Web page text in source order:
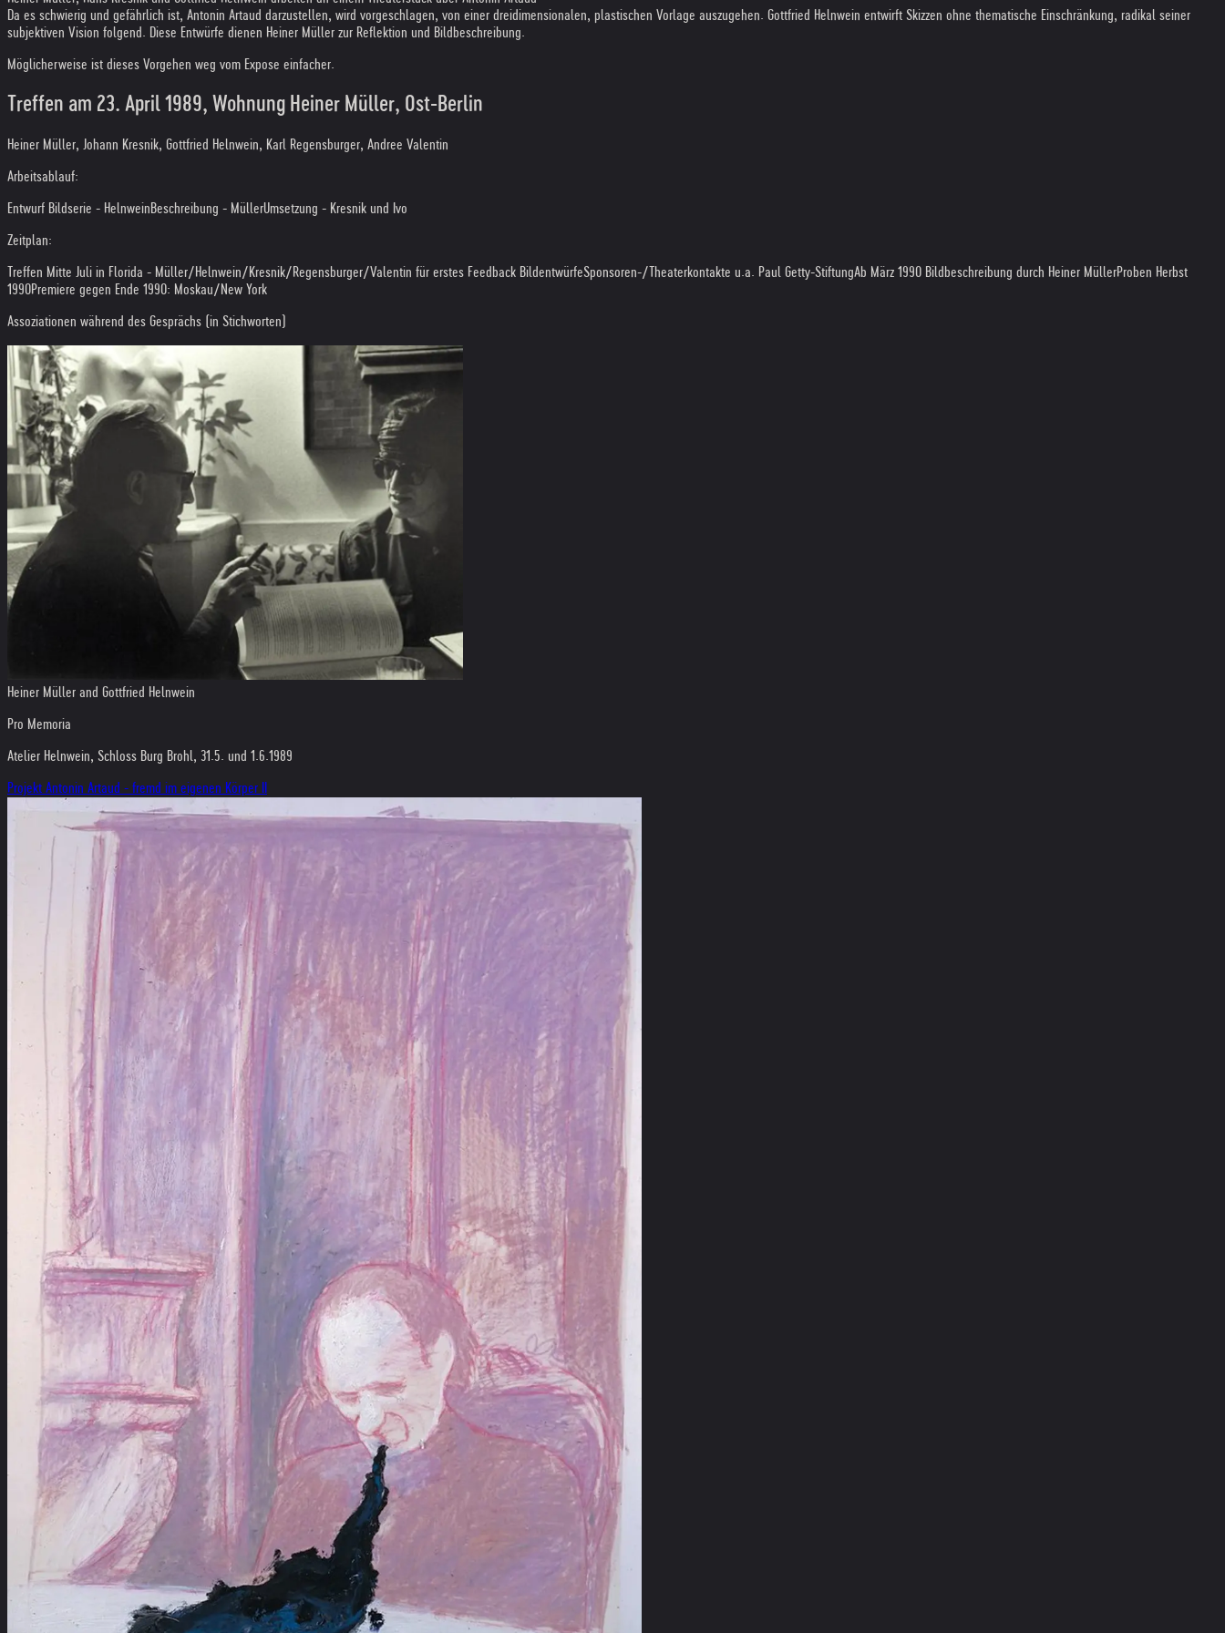
Da es schwierig und gefährlich ist, Antonin Artaud darzustellen, wird vorgeschlagen, von einer dreidimensionalen, plastischen Vorlage auszugehen. Gottfried Helnwein entwirft Skizzen ohne thematische Einschränkung, radikal seiner
subjektiven Vision folgend. Diese Entwürfe dienen Heiner Müller zur Reflektion und Bildbeschreibung.
Möglicherweise ist dieses Vorgehen weg vom Expose einfacher.
Treffen am 23. April 1989, Wohnung Heiner Müller, Ost-Berlin
Heiner Müller, Johann Kresnik, Gottfried Helnwein, Karl Regensburger, Andree Valentin
Arbeitsablauf:
Entwurf Bildserie - HelnweinBeschreibung - MüllerUmsetzung - Kresnik und Ivo
Zeitplan:
Treffen Mitte Juli in Florida - Müller/Helnwein/Kresnik/Regensburger/Valentin für erstes Feedback BildentwürfeSponsoren-/Theaterkontakte u.a. Paul Getty-StiftungAb März 1990 Bildbeschreibung durch Heiner MüllerProben Herbst
1990Premiere gegen Ende 1990: Moskau/New York
Assoziationen während des Gesprächs (in Stichworten)
Heiner Müller and Gottfried Helnwein
Pro Memoria
Atelier Helnwein, Schloss Burg Brohl, 31.5. und 1.6.1989
Projekt Antonin Artaud - fremd im eigenen Körper II